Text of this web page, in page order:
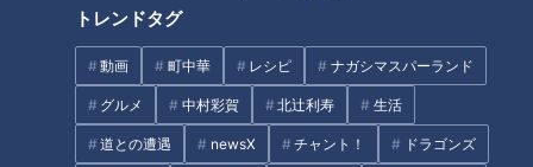
トレンドタグ
動画 町中華 レシピ ナガシマスパーランド
グルメ 中村彩賀 北辻利寿 生活
道との遭遇 newsX チャント！ ドラゴンズ
の魅力満開
落合博満監督の衝撃指令！川上